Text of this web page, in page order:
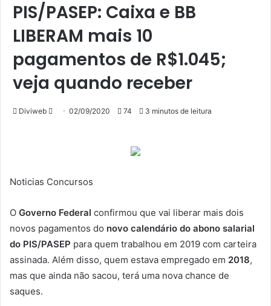
PIS/PASEP: Caixa e BB
LIBERAM mais 10
pagamentos de R$1.045;
veja quando receber
Diviweb
Mande02/09/2020 74 3 minutos de leitura
Noticias Concursos
O Governo Federal confirmou que vai liberar mais dois
novos pagamentos do novo calendário do abono salarial
do PIS/PASEP para quem trabalhou em 2019 com carteira
assinada. Além disso, quem estava empregado em 2018,
mas que ainda não sacou, terá uma nova chance de
saques.